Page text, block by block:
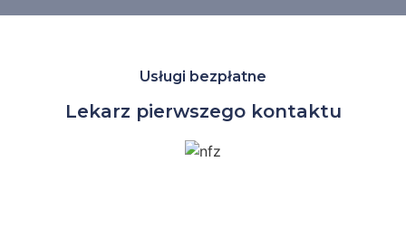
Usługi bezpłatne
Lekarz pierwszego kontaktu